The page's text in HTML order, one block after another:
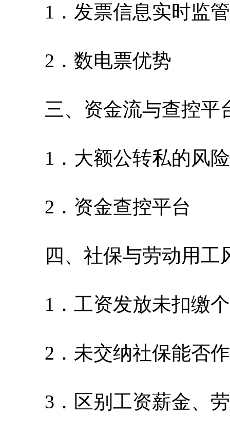
1．发票信息实时监管
2．数电票优势
三、资金流与查控平
1．大额公转私的风险
2．资金查控平台
四、社保与劳动用工
1．工资发放未扣缴个
2．未交纳社保能否作
3．区别工资薪金、劳